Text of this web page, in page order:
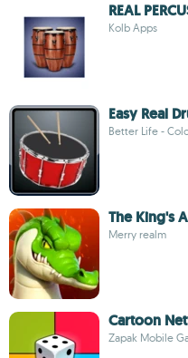
REAL
Kolb Apps
Easy Real
Better Life -
The King's
Merry realm
Cartoon
Zapak Mobile